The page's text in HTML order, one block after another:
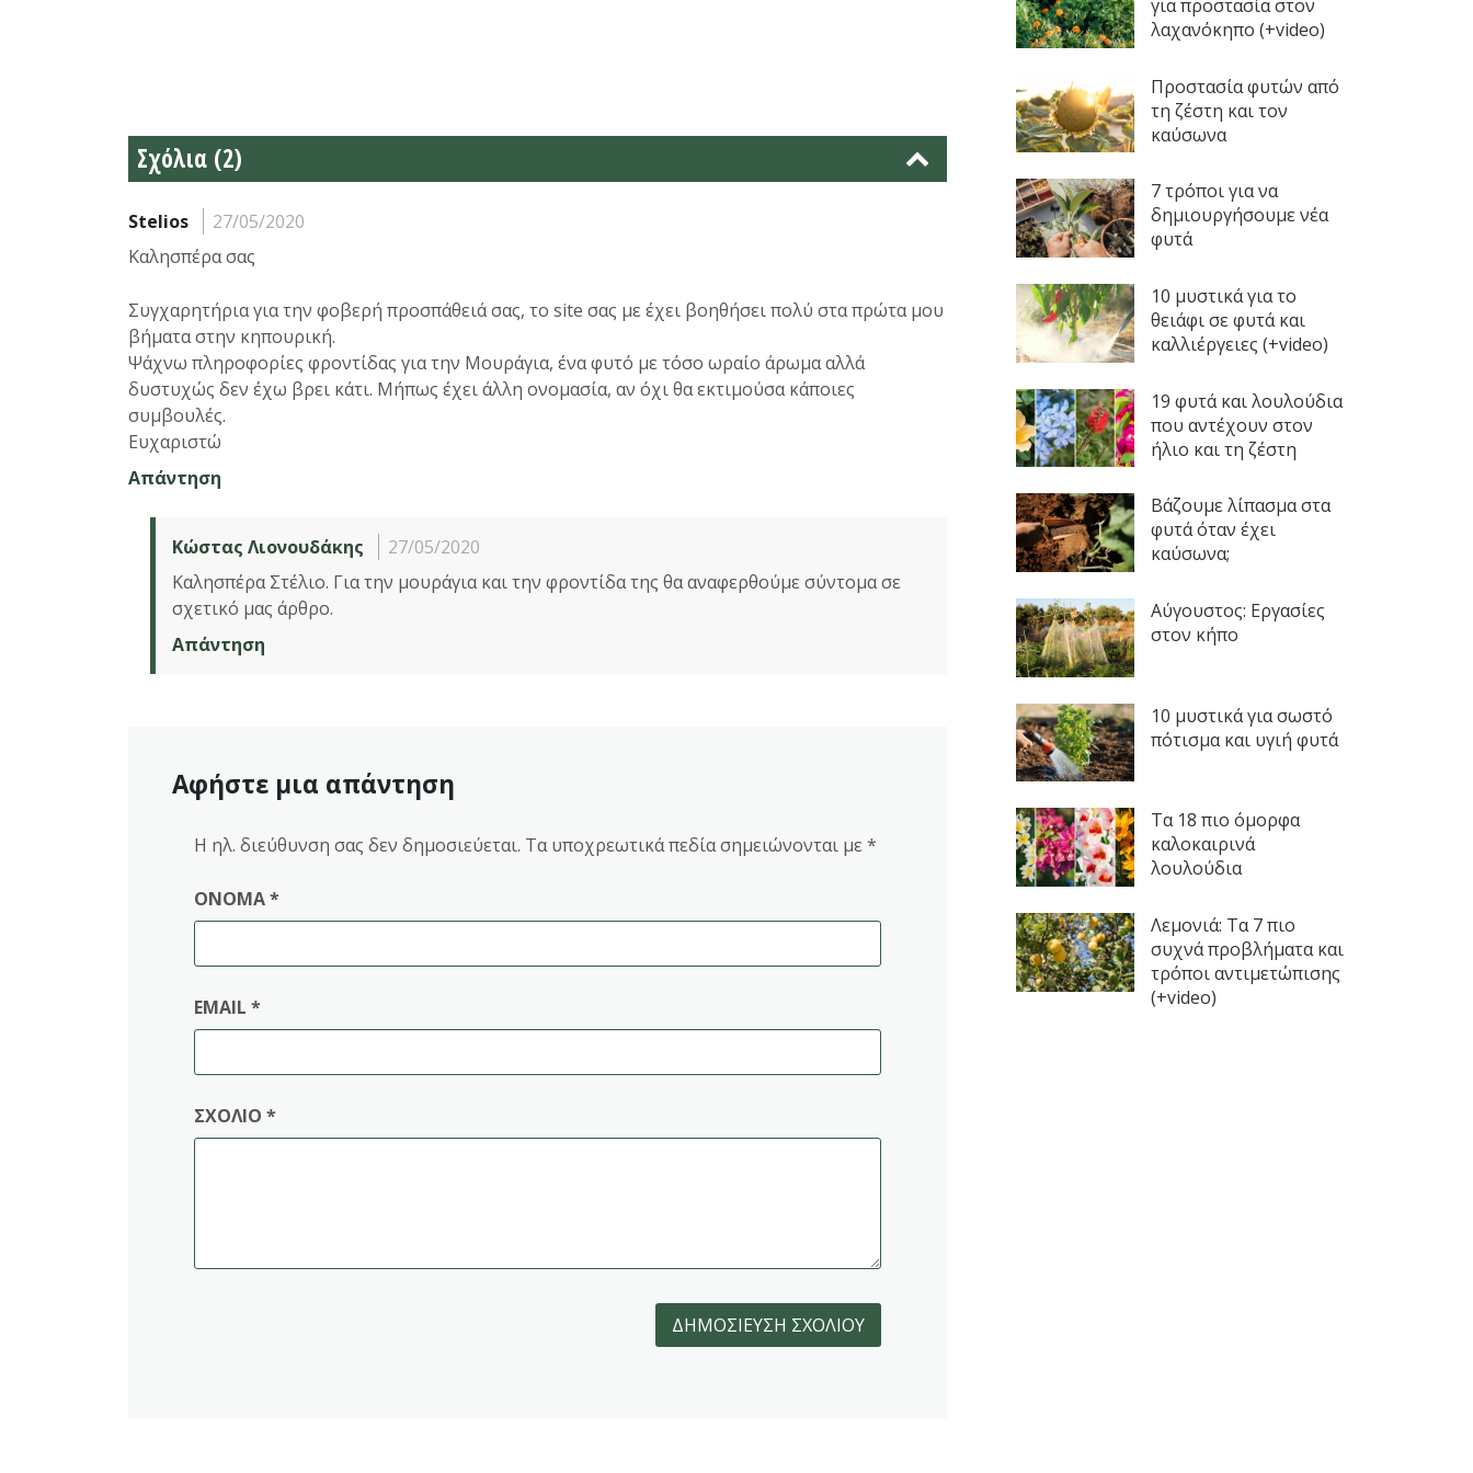
Σχόλια (2)
Stelios
27/05/2020
Καλησπέρα σας
Συγχαρητήρια για την φοβερή προσπάθειά σας, το site σας με έχει βοηθήσει πολύ στα πρώτα μου
βήματα στην κηπουρική.
Ψάχνω πληροφορίες φροντίδας για την Μουράγια, ένα φυτό με τόσο ωραίο άρωμα αλλά
δυστυχώς δεν έχω βρει κάτι. Μήπως έχει άλλη ονομασία, αν όχι θα εκτιμούσα κάποιες
συμβουλές.
Ευχαριστώ
Απάντηση
Κώστας Λιονουδάκης
27/05/2020
Καλησπέρα Στέλιο. Για την μουράγια και την φροντίδα της θα αναφερθούμε σύντομα σε
σχετικό μας άρθρο.
Απάντηση
Αφήστε μια απάντηση
Η ηλ. διεύθυνση σας δεν δημοσιεύεται. Τα υποχρεωτικά πεδία σημειώνονται με *
ΌΝΟΜΑ*
EMAIL *
ΣΧΌΛΙΟ *
για προστασία στον
λαχανόκηπο (+video)
Προστασία φυτών από
τη ζέστη και τον
καύσωνα
7 τρόποι για να
δημιουργήσουμε νέα
φυτά
10 μυστικά για το
θειάφι σε φυτά και
καλλιέργειες (+video)
19 φυτά και λουλούδια
που αντέχουν στον
ήλιο και τη ζέστη
Βάζουμε λίπασμα στα
φυτά όταν έχει
καύσωνα;
Αύγουστος: Εργασίες
στον κήπο
10 μυστικά για σωστό
πότισμα και υγιή φυτά
Τα 18 πιο όμορφα
καλοκαιρινά
λουλούδια
Λεμονιά: Τα 7 πιο
συχνά προβλήματα και
τρόποι αντιμετώπισης
(+video)